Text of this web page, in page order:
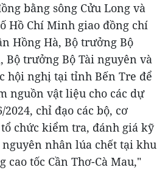
bằng sông Cửu Long và
Hồ Chí Minh giao đồng chí
Hồng Hà, Bộ trưởng Bộ
Bộ trưởng Bộ Tài nguyên và
hội nghị tại tỉnh Bến Tre để
nguồn vật liệu cho các dự
chỉ đạo các bộ, cơ
chức kiểm tra, đánh giá kỹ
nhân lúa chết tại khu
cao tốc Cần Thơ-Cà Mau,"